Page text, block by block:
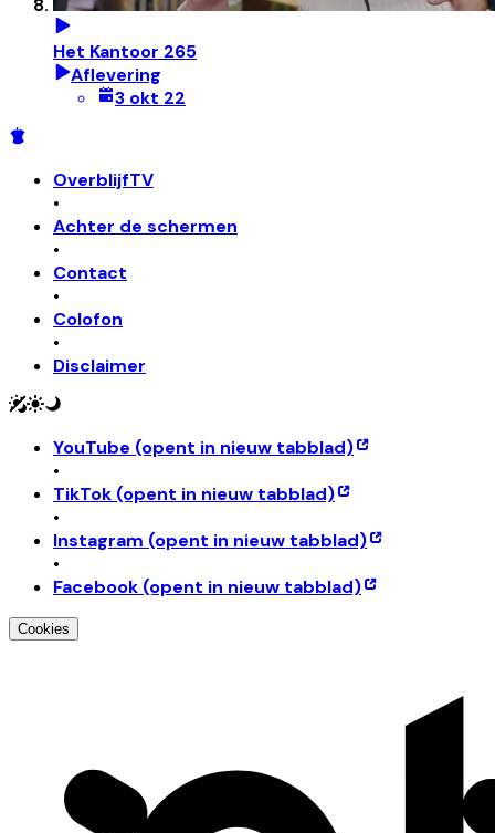
Het Kantoor 265
Aflevering
3 okt 22
OverblijfTV
•
Achter de schermen
•
Contact
•
Colofon
•
Disclaimer
YouTube (opent in nieuw tabblad)
•
TikTok (opent in nieuw tabblad)
•
Instagram (opent in nieuw tabblad)
•
Facebook (opent in nieuw tabblad)
Cookies